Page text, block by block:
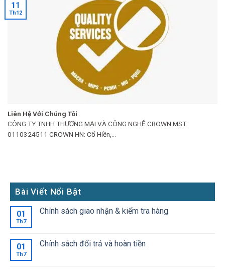
Bài Viết Nổi Bật
01
Th7
Chính sách giao nhận & kiểm tra hàng
01
Th7
Chính sách đổi trả và hoàn tiền
Liên Hệ Với Chúng Tôi
CÔNG TY TNHH THƯƠNG MẠI VÀ CÔNG NGHỆ CROWN MST:
0110324511 CROWN HN: Cổ Hiền,...
11
Th12